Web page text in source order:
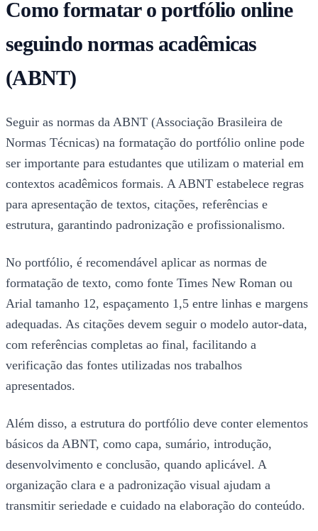
Como formatar o portfólio online
seguindo normas acadêmicas
(ABNT)
Seguir as normas da ABNT (Associação Brasileira de
Normas Técnicas) na formatação do portfólio online pode
ser importante para estudantes que utilizam o material em
contextos acadêmicos formais. A ABNT estabelece regras
para apresentação de textos, citações, referências e
estrutura, garantindo padronização e profissionalismo.
No portfólio, é recomendável aplicar as normas de
formatação de texto, como fonte Times New Roman ou
Arial tamanho 12, espaçamento 1,5 entre linhas e margens
adequadas. As citações devem seguir o modelo autor-data,
com referências completas ao final, facilitando a
verificação das fontes utilizadas nos trabalhos
apresentados.
Além disso, a estrutura do portfólio deve conter elementos
básicos da ABNT, como capa, sumário, introdução,
desenvolvimento e conclusão, quando aplicável. A
organização clara e a padronização visual ajudam a
transmitir seriedade e cuidado na elaboração do conteúdo.